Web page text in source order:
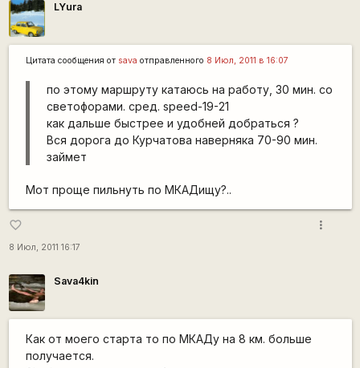
LYura
Цитата сообщения от sava отправленного 8 Июл, 2011 в 16:07
по этому маршруту катаюсь на работу, 30 мин. со
светофорами. сред. speed-19-21
как дальше быстрее и удобней добраться ?
Вся дорога до Курчатова наверняка 70-90 мин.
займет
Мот проще пильнуть по МКАДищу?..
favorite_border
8 Июл, 2011 16:17
more_vert
Sava4kin
Как от моего старта то по МКАДу на 8 км. больше
получается.